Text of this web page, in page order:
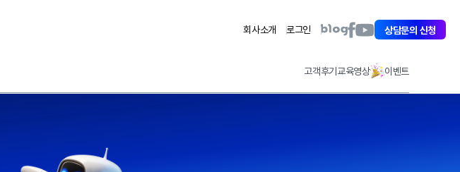
회사소개 로그인
아
스
트
블
아
이
스
트
페
아
스
트
유
상담문의 신청
고객후기교육영상 이벤트